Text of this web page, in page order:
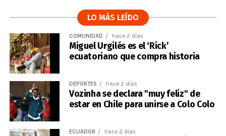
LO MÁS LEÍDO
COMUNIDAD hace 2 días
Miguel Urgilés es el ‘Rick’
ecuatoriano que compra historia
DEPORTES hace 2 días
Vozinha se declara "muy feliz" de
estar en Chile para unirse a Colo Colo
ECUADOR hace 2 días